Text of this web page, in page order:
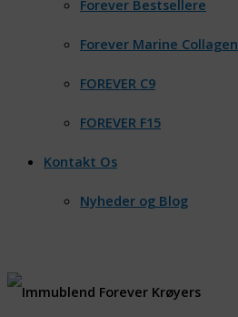
Forever Bestsellere
Forever Marine Collagen
FOREVER C9
FOREVER F15
Kontakt Os
Nyheder og Blog